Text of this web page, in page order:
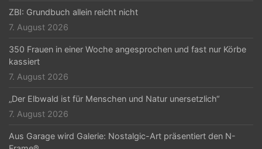
ZBI: Grundbuch allein reicht nicht
7. August 2026
350 Frauen in einer Woche angesprochen und fast nur Körbe
kassiert
7. August 2026
„Der Elbwald ist für Menschen und Natur unersetzlich“
7. August 2026
Aus Garage wird Galerie: Nostalgic-Art präsentiert den N-